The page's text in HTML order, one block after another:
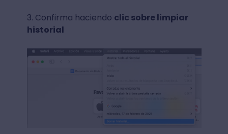
3. Confirma haciendo clic sobre limpiar
historial